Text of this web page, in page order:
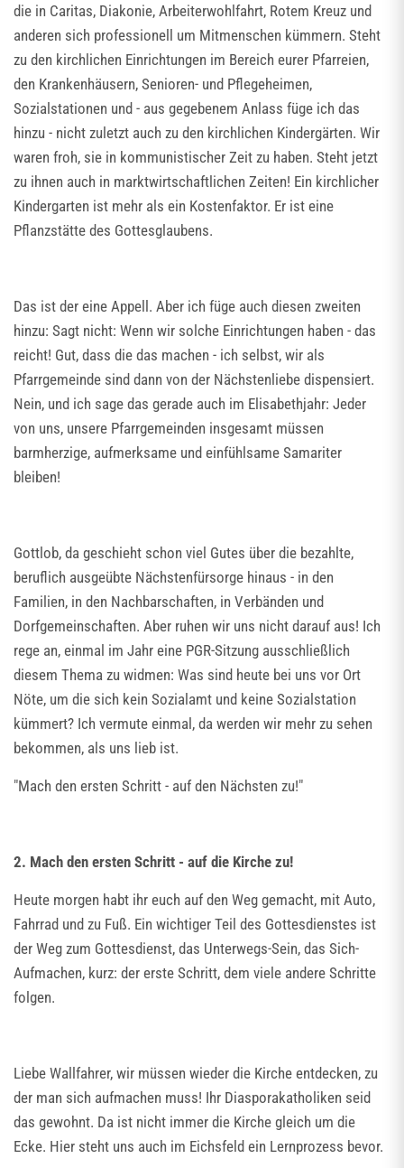
die in Caritas, Diakonie, Arbeiterwohlfahrt, Rotem Kreuz und
anderen sich professionell um Mitmenschen kümmern. Steht
zu den kirchlichen Einrichtungen im Bereich eurer Pfarreien,
den Krankenhäusern, Senioren- und Pflegeheimen,
Sozialstationen und - aus gegebenem Anlass füge ich das
hinzu - nicht zuletzt auch zu den kirchlichen Kindergärten. Wir
waren froh, sie in kommunistischer Zeit zu haben. Steht jetzt
zu ihnen auch in marktwirtschaftlichen Zeiten! Ein kirchlicher
Kindergarten ist mehr als ein Kostenfaktor. Er ist eine
Pflanzstätte des Gottesglaubens.
Das ist der eine Appell. Aber ich füge auch diesen zweiten
hinzu: Sagt nicht: Wenn wir solche Einrichtungen haben - das
reicht! Gut, dass die das machen - ich selbst, wir als
Pfarrgemeinde sind dann von der Nächstenliebe dispensiert.
Nein, und ich sage das gerade auch im Elisabethjahr: Jeder
von uns, unsere Pfarrgemeinden insgesamt müssen
barmherzige, aufmerksame und einfühlsame Samariter
bleiben!
Gottlob, da geschieht schon viel Gutes über die bezahlte,
beruflich ausgeübte Nächstenfürsorge hinaus - in den
Familien, in den Nachbarschaften, in Verbänden und
Dorfgemeinschaften. Aber ruhen wir uns nicht darauf aus! Ich
rege an, einmal im Jahr eine PGR-Sitzung ausschließlich
diesem Thema zu widmen: Was sind heute bei uns vor Ort
Nöte, um die sich kein Sozialamt und keine Sozialstation
kümmert? Ich vermute einmal, da werden wir mehr zu sehen
bekommen, als uns lieb ist.
"Mach den ersten Schritt - auf den Nächsten zu!"
2. Mach den ersten Schritt - auf die Kirche zu!
Heute morgen habt ihr euch auf den Weg gemacht, mit Auto,
Fahrrad und zu Fuß. Ein wichtiger Teil des Gottesdienstes ist
der Weg zum Gottesdienst, das Unterwegs-Sein, das Sich-
Aufmachen, kurz: der erste Schritt, dem viele andere Schritte
folgen.
Liebe Wallfahrer, wir müssen wieder die Kirche entdecken, zu
der man sich aufmachen muss! Ihr Diasporakatholiken seid
das gewohnt. Da ist nicht immer die Kirche gleich um die
Ecke. Hier steht uns auch im Eichsfeld ein Lernprozess bevor.